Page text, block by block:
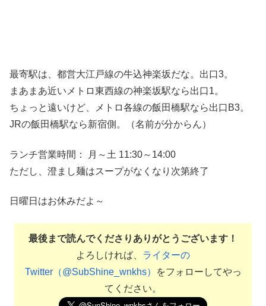
最寄駅は、都営大江戸線の牛込神楽坂だな。出口3。
まあまあ近いメトロ東西線の神楽坂駅なら出口1。
ちょっと遠いけど、メトロ各線の飯田橋駅なら出口B3。
JRの飯田橋駅なら新宿側。（名前が分からん）
ランチ営業時間： 月～土 11:30～14:00
ただし、澄まし麺はスープがなくなり次第終了
日曜日はお休みだよ～
最後まで読んでくださりありがとうございます！
よろしければ、 ライターの
Twitter（@SubShine_wnkhs）
をフォローしてやっ
てください。